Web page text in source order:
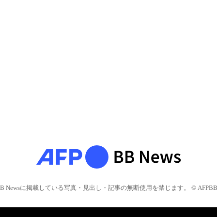
Newsに掲載している写真・見出し・記事の無断使用を禁じます。 © AFPBB